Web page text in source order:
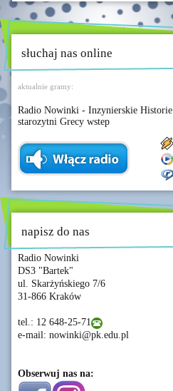
słuchaj nas online
aktualnie gramy:
Radio Nowinki - Inzynierskie Historie
starozytni Grecy wstep
napisz do nas
Radio Nowinki
DS3 "Bartek"
ul. Skarżyńskiego 7/6
31-866 Kraków
tel.: 12 648-25-71
e-mail: nowinki@pk.edu.pl
Obserwuj nas na: